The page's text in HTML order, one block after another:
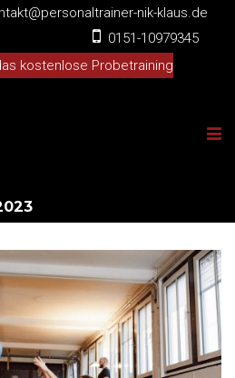
nik-klaus.de
0151-10979345
kostenlose Probetraining